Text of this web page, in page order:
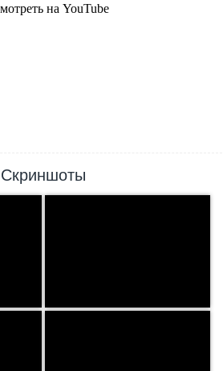
Скриншоты